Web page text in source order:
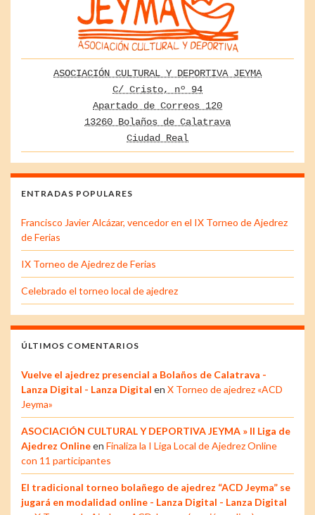
ASOCIACIÓN CULTURAL Y DEPORTIVA JEYMA
C/ Cristo, nº 94
Apartado de Correos 120
13260 Bolaños de Calatrava
Ciudad Real
ENTRADAS POPULARES
Francisco Javier Alcázar, vencedor en el IX Torneo de Ajedrez
de Ferias
IX Torneo de Ajedrez de Ferias
Celebrado el torneo local de ajedrez
ÚLTIMOS COMENTARIOS
Vuelve el ajedrez presencial a Bolaños de Calatrava -
Lanza Digital - Lanza Digital en X Torneo de ajedrez «ACD
Jeyma»
ASOCIACIÓN CULTURAL Y DEPORTIVA JEYMA » II Liga de
Ajedrez Onlineen Finaliza la I Liga Local de Ajedrez Online
con 11 participantes
El tradicional torneo bolañego de ajedrez “ACD Jeyma” se
jugará en modalidad online - Lanza Digital - Lanza Digital